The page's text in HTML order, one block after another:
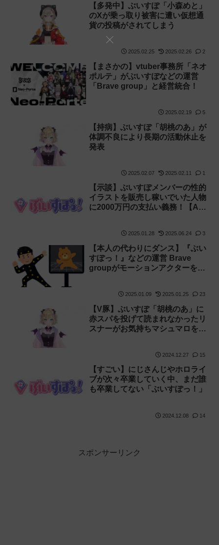
【多発中】ぶいすぽ「小森めと」
のXが乗っ取り被害に遭い仮想通
貨の投稿がされてしまう
2025.02.25 2025.02.26 2
【まさかの】vtuber事務所「ネオ
ポルテ」がぶいすぽなどの運営
「Brave group」と経営統合！
2025.02.19 5
【持病】ぶいすぽ「胡桃のあ」が
体調不良により長期の活動休止を
発表
2025.02.07 2025.02.11 1
【示談】ぶいすぽメンバーの性的
イラストを販売し稼いでいた人物
に2000万円の支払い義務！【AI
2025.01.28 2025.06.24 3
【本人の代わりにダンス】『ぶい
すぽっ！』などの運営 Brave
groupがモーションアクターを募
2025.01.09 2025.01.25 23
【V豚】ぶいすぽ「胡桃のあ」に
赤スパを投げて読まれなかったリ
スナーがお気持ちマシュマロを送
2024.12.27 15
【すごい】にじさんじやホロライ
ブが次々卒業していく中、まだ誰
も卒業してない「ぶいすぽっ！」
2024.12.08 14
スポンサーリンク